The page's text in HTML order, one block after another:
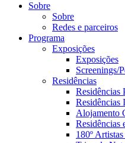
Sobre
Sobre
Redes e parceiros
Programa
Exposições
Exposições
Screenings/
Residências
Residências
Residências
Alojamento
Residências
180º